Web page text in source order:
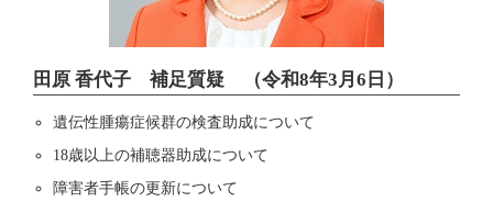
田原 香代子 補足質疑 （令和8年3月6日）
遺伝性腫瘍症候群の検査助成について
18歳以上の補聴器助成について
障害者手帳の更新について